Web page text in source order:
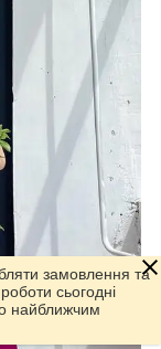
замовлення та
сьогодні
найближчим